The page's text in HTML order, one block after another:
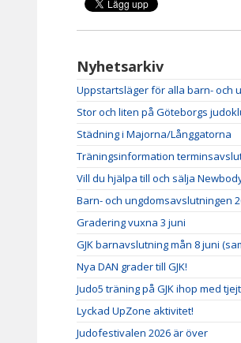
Nyhetsarkiv
Uppstartsläger för alla barn- och
Stor och liten på Göteborgs
Städning i Majorna/Långgatorna
Träningsinformation
Vill du hjälpa till och sälja
Barn- och ungdomsavslutningen
Gradering vuxna 3 juni
GJK barnavslutning mån 8 juni
Nya DAN grader till GJK!
Judo5 träning på GJK ihop med
Lyckad UpZone aktivitet!
Judofestivalen 2026 är över